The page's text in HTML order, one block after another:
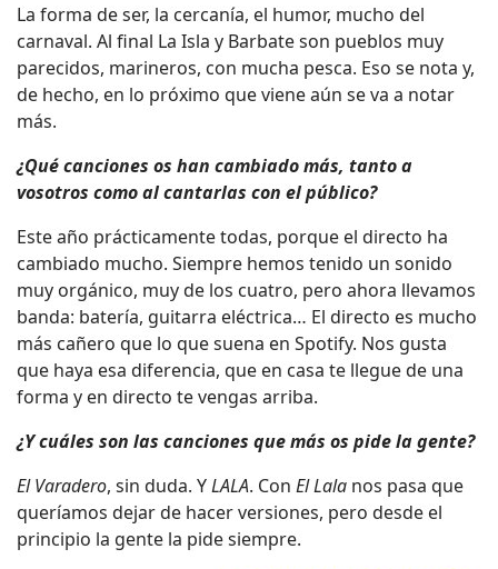
La forma de ser, la cercanía, el humor, mucho del
carnaval. Al final La Isla y Barbate son pueblos muy
parecidos, marineros, con mucha pesca. Eso se nota y,
de hecho, en lo próximo que viene aún se va a notar
más.
¿Qué canciones os han cambiado más, tanto a
vosotros como al cantarlas con el público?
Este año prácticamente todas, porque el directo ha
cambiado mucho. Siempre hemos tenido un sonido
muy orgánico, muy de los cuatro, pero ahora llevamos
banda: batería, guitarra eléctrica… El directo es mucho
más cañero que lo que suena en Spotify. Nos gusta
que haya esa diferencia, que en casa te llegue de una
forma y en directo te vengas arriba.
¿Y cuáles son las canciones que más os pide la gente?
El Varadero, sin duda. YLALA. Con El Lala nos pasa que
queríamos dejar de hacer versiones, pero desde el
principio la gente la pide siempre.